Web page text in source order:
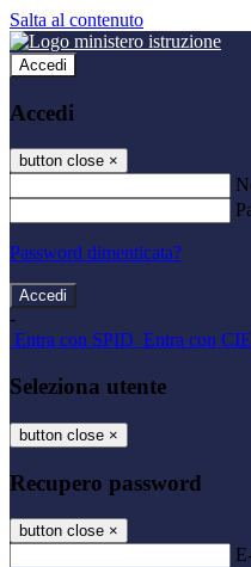
Salta al contenuto
Accedi
Accedi
button close ×
Password dimenticata?
-
Entra con SPID Entra con CIE
Seleziona utente
button close ×
Recupero password
button close ×